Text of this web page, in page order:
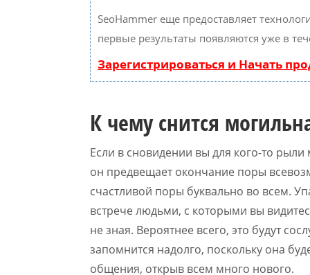
SeoHammer еще предоставляет
первые результаты появляются уже в
Зарегистрироваться и Начать
К чему снится
Если в сновидении вы для кого-то
он предвещает окончание поры
счастливой поры буквально во всем.
встрече людьми, с которыми вы
не зная. Вероятнее всего, это будут
запомнится надолго, поскольку она
общения, открыв всем много нового.